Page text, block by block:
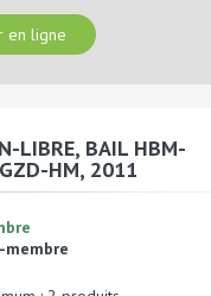
en ligne
LIBRE, BAIL HBM-
HM, 2011
membre